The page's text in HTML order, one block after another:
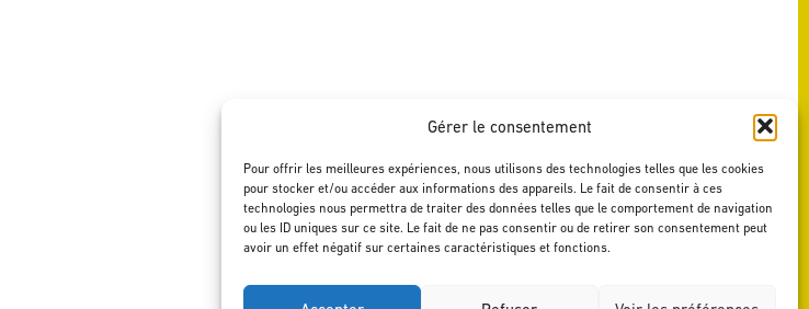
Gérer le consentement
Pour offrir les meilleures expériences, nous utilisons des technologies telles que les cookies
pour stocker et/ou accéder aux informations des appareils. Le fait de consentir à ces
technologies nous permettra de traiter des données telles que le comportement de navigation
ou les ID uniques sur ce site. Le fait de ne pas consentir ou de retirer son consentement peut
avoir un effet négatif sur certaines caractéristiques et fonctions.